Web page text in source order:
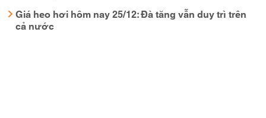
Giá heo hơi hôm nay 25/12: Đà tăng vẫn duy trì trên
cả nước